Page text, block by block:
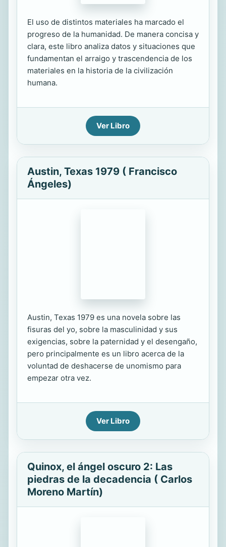
El uso de distintos materiales ha marcado el
progreso de la humanidad. De manera concisa y
clara, este libro analiza datos y situaciones que
fundamentan el arraigo y trascendencia de los
materiales en la historia de la civilización
humana.
Ver Libro
Austin, Texas 1979 ( Francisco
Ángeles)
Austin, Texas 1979 es una novela sobre las
fisuras del yo, sobre la masculinidad y sus
exigencias, sobre la paternidad y el desengaño,
pero principalmente es un libro acerca de la
voluntad de deshacerse de unomismo para
empezar otra vez.
Ver Libro
Quinox, el ángel oscuro 2: Las
piedras de la decadencia ( Carlos
Moreno Martín)